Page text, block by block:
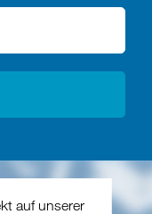
auf unserer